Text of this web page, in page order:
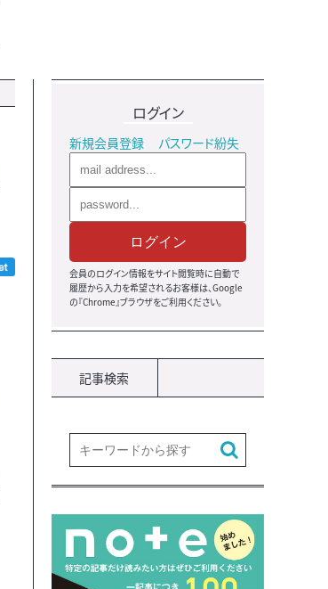
ログイン
新規会員登録 パスワード紛失
ログイン
会員のログイン情報をサイト閲覧時に自動で
履歴から入力を希望されるお客様は、Google
の『Chrome』ブラウザをご利用ください。
記事検索